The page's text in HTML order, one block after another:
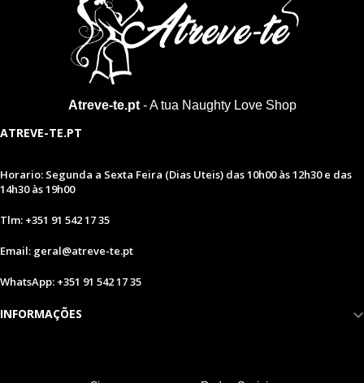
Atreve-te.pt- A tua Naughty Love Shop
ATREVE-TE.PT
Horario: Segunda a Sexta Feira (Dias Uteis) das 10h00 às 12h30 e das
14h30 às 19h00
Tlm: +351 91 542 17 35
Email: geral@atreve-te.pt
WhatsApp: +351 91 542 17 35
INFORMAÇÕES